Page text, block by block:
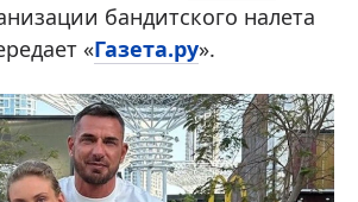
бандитского налета
«Газета.ру».